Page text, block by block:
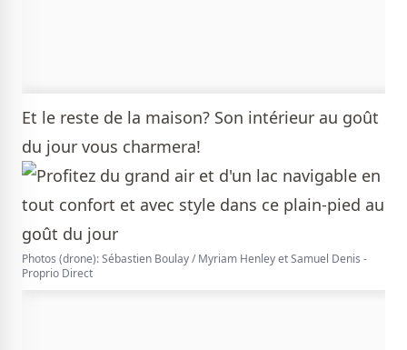
Et le reste de la maison? Son intérieur au goût
du jour vous charmera!
Photos (drone): Sébastien Boulay / Myriam Henley et Samuel Denis -
Proprio Direct